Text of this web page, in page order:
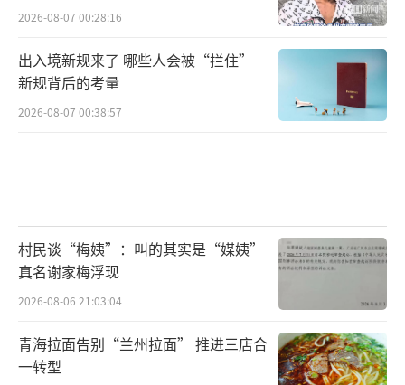
2026-08-07 00:28:16
出入境新规来了 哪些人会被“拦住”
新规背后的考量
2026-08-07 00:38:57
村民谈“梅姨”：叫的其实是“媒姨”
真名谢家梅浮现
2026-08-06 21:03:04
青海拉面告别“兰州拉面” 推进三店合
一转型